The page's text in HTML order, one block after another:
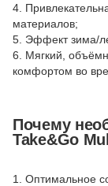
4.
материалов;
5. Эффект зима/
6. Мягкий,
комфортом во
Почему
Take&Go
1. Оптимальное